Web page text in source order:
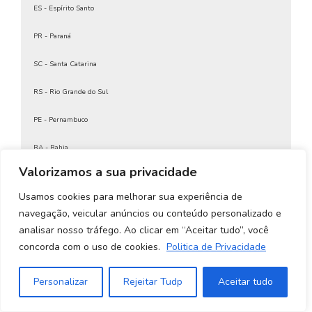
Valorizamos a sua privacidade
Usamos cookies para melhorar sua experiência de
navegação, veicular anúncios ou conteúdo personalizado e
analisar nosso tráfego. Ao clicar em “Aceitar tudo”, você
concorda com o uso de cookies. Politica de Privacidade
Personalizar Rejeitar Tudp Aceitar tudo
Certificado Digital Para CNPJ
Certificado Digital Para CPF
Certificado Digital Para Emitir Nota Fiscal MEI
Certificado Digital Para MEI
Certificado Digital Para Nota Fiscal
Certificado Digital Pessoa Física
Certificado Digital Pessoa Física Preço
Certificado Digital Pessoa Física Receita Federal
Certificado Digital Pessoa Jurídica
Certificado Digital PF A1
Certificado Digital PJ A1
Certificado digital preço
Certificado Digital Receita Federal
ES - Espírito Santo
PR - Paraná
SC - Santa Catarina
RS - Rio Grande do Sul
PE - Pernambuco
BA - Bahia
CE - Ceará
Goiás e Distrito Federal
MS - Mato Grosso do Sul
PI - Piauí